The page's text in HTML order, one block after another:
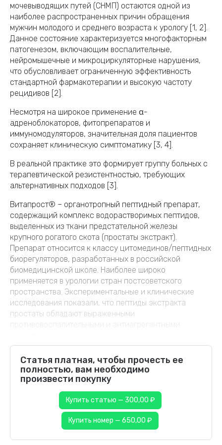
мочевыводящих путей (СНМП) остаются одной из
наиболее распространенных причин обращения
мужчин молодого и среднего возраста к урологу [1, 2].
Данное состояние характеризуется многофакторным
патогенезом, включающим воспалительные,
нейромышечные и микроциркуляторные нарушения,
что обусловливает ограниченную эффективность
стандартной фармакотерапии и высокую частоту
рецидивов [2].
Несмотря на широкое применение α-
адреноблокаторов, фитопрепаратов и
иммуномодуляторов, значительная доля пациентов
сохраняет клиническую симптоматику [3, 4].
В реальной практике это формирует группу больных с
терапевтической резистентностью, требующих
альтернативных подходов [3].
Витапрост® – органотропный пептидный препарат,
содержащий комплекс водорастворимых пептидов,
выделенных из ткани предстательной железы
крупного рогатого скота (простаты экстракт).
Препарат относится к классу цитомединов/пептидных
биорегуляторов, разработанных в российской
биомедицинской школе. Наиболее широко
применяется в урологии стран постсоветского
пространства. Экспериментальные и клинические
исследования показали, что пептиды экстракта
простаты обладают выраженными
предстательной железы, усиливают
фибринолитическую активность крови, уменьшают
отек и лейкоцитарную инфильтрацию предстательной
железы (ПЖ), нормализуют секреторную функцию
эпителия и тонус гладкомышечных структур нижних
мочевыводящих путей. Эти эффекты сопровождаются
снижением болевого симптома, дискомфорта и диз­
урии, уменьшая выраженность СНМП [5].
Препарат Витапрост® представлен ректальной и
Статья платная, чтобы прочесть ее
полностью, вам необходимо
произвести покупку
Купить статью — 300,00 ₽
Купить номер — 650,00 ₽